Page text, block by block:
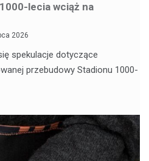
lecia wciąż na
2026
spekulacje dotyczące
przebudowy Stadionu 1000-